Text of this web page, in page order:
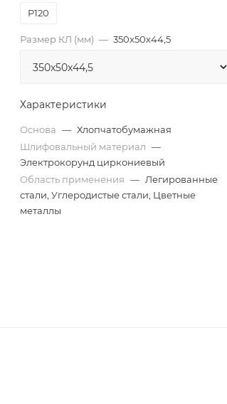
P120
Размер КЛ (мм) — 350x50x44,5
Характеристики
Основа — Хлопчатобумажная
Шлифовальный материал —
Электрокорунд циркониевый
Область применения — Легированные
стали, Углеродистые стали, Цветные
металлы